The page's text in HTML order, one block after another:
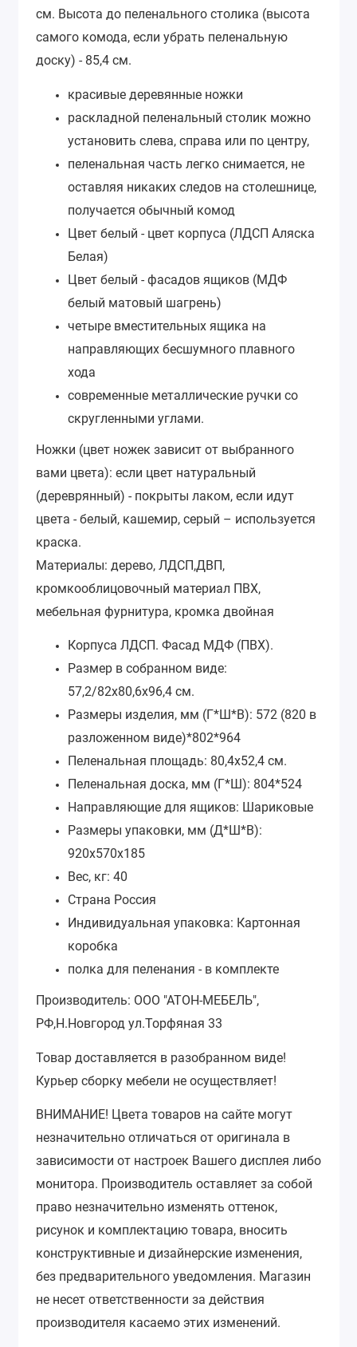
см. Высота до пеленального столика (высота
самого комода, если убрать пеленальную
доску) - 85,4 см.
красивые деревянные ножки
раскладной пеленальный столик можно
установить слева, справа или по центру,
пеленальная часть легко снимается, не
оставляя никаких следов на столешнице,
получается обычный комод
Цвет белый - цвет корпуса (ЛДСП Аляска
Белая)
Цвет белый - фасадов ящиков (МДФ
белый матовый шагрень)
четыре вместительных ящика на
направляющих бесшумного плавного
хода
современные металлические ручки со
скругленными углами.
Ножки (цвет ножек зависит от выбранного
вами цвета): если цвет натуральный
(дереврянный) - покрыты лаком, если идут
цвета - белый, кашемир, серый – используется
краска.
Материалы: дерево, ЛДСП,ДВП,
кромкооблицовочный материал ПВХ,
мебельная фурнитура, кромка двойная
Корпуса ЛДСП. Фасад МДФ (ПВХ).
Размер в собранном виде:
57,2/82х80,6х96,4 см.
Размеры изделия, мм (Г*Ш*В): 572 (820 в
разложенном виде)*802*964
Пеленальная площадь: 80,4х52,4 см.
Пеленальная доска, мм (Г*Ш): 804*524
Направляющие для ящиков: Шариковые
Размеры упаковки, мм (Д*Ш*В):
920x570x185
Вес, кг: 40
Страна Россия
Индивидуальная упаковка: Картонная
коробка
полка для пеленания - в комплекте
Производитель: ООО "АТОН-МЕБЕЛЬ",
РФ,Н.Новгород ул.Торфяная 33
Товар доставляется в разобранном виде!
Курьер сборку мебели не осуществляет!
ВНИМАНИЕ! Цвета товаров на сайте могут
незначительно отличаться от оригинала в
зависимости от настроек Вашего дисплея либо
монитора. Производитель оставляет за собой
право незначительно изменять оттенок,
рисунок и комплектацию товара, вносить
конструктивные и дизайнерские изменения,
без предварительного уведомления. Магазин
не несет ответственности за действия
производителя касаемо этих изменений.